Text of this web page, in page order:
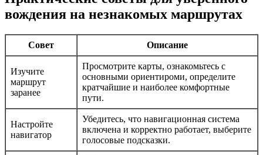
вождения на незнакомых маршрутах
Совет Описание
Изучите
маршрут
заранее
Просмотрите карты, ознакомьтесь с
основными ориентироми, определите
кратчайшие и наиболее комфортные
пути.
Настройте
навигатор
Убедитесь, что навигационная система
включена и корректно работает, выберите
голосовые подсказки.